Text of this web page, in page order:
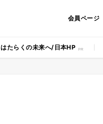
会員ページ
はたらくの未来へ/日本HP